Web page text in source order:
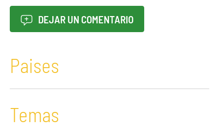
DEJAR UN COMENTARIO
Paises
Temas